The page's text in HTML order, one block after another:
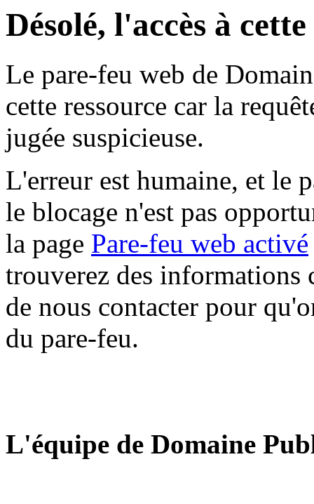
Désolé, l'accès à
Le pare-feu web de
cette ressource car la
jugée suspicieuse.
L'erreur est humaine, et le
le blocage n'est pas
la page Pare-feu web activé
trouverez des informations
de nous contacter pour
du pare-feu.
L'équipe de Domaine